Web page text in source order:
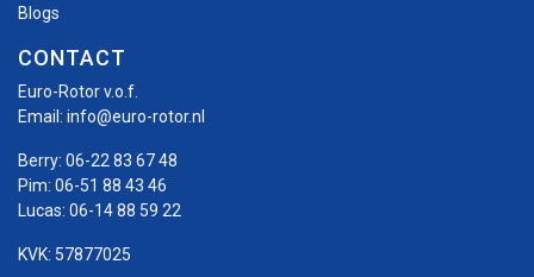
Blogs
CONTACT
Euro-Rotor v.o.f.
Email: info@euro-rotor.nl
Berry: 06-22 83 67 48
Pim: 06-51 88 43 46
Lucas: 06-14 88 59 22
KVK: 57877025